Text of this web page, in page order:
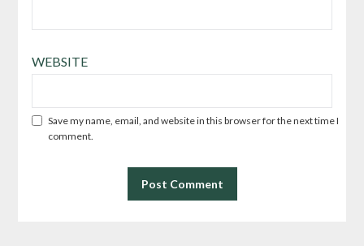
WEBSITE
Save my name, email, and website in this browser for the next time I
comment.